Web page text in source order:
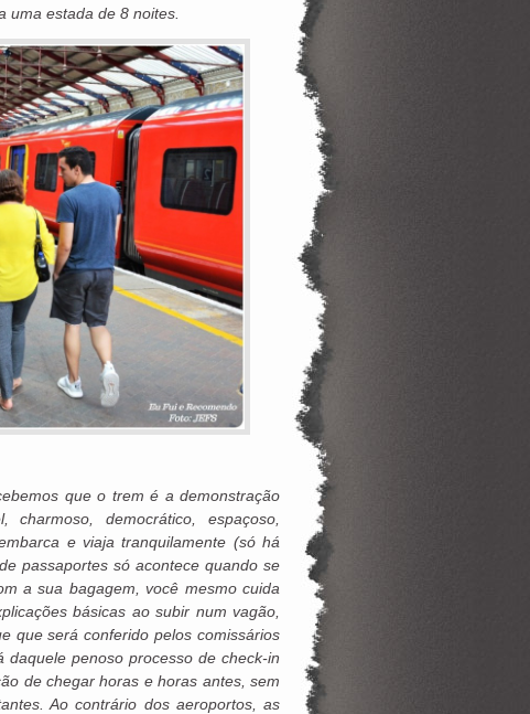
uma estada de 8 noites.
que o trem é a demonstração
democrático, espaçoso,
e viaja tranquilamente (só há
passaportes só acontece quando se
a sua bagagem, você mesmo cuida
básicas ao subir num vagão,
que será conferido pelos comissários
penoso processo de check-in
de chegar horas e horas antes, sem
Ao contrário dos aeroportos, as